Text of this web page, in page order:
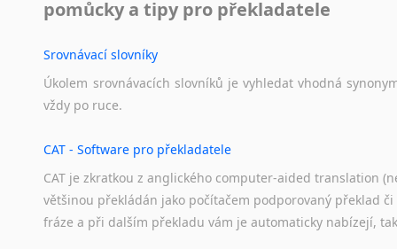
Sóština
Srbština
Svahilština
Tahitština
Tamilština
Tatarština
Thajština
pomůcky a tipy pro překladatele
Srovnávací slovníky
Úkolem srovnávacích slovníků je vyhledat vhodná
vždy po ruce.
CAT - Software pro překladatele
CAT je zkratkou z anglického computer-aided translation
většinou překládán jako počítačem podporovaný překlad
fráze a při dalším překladu vám je automaticky nabízejí,